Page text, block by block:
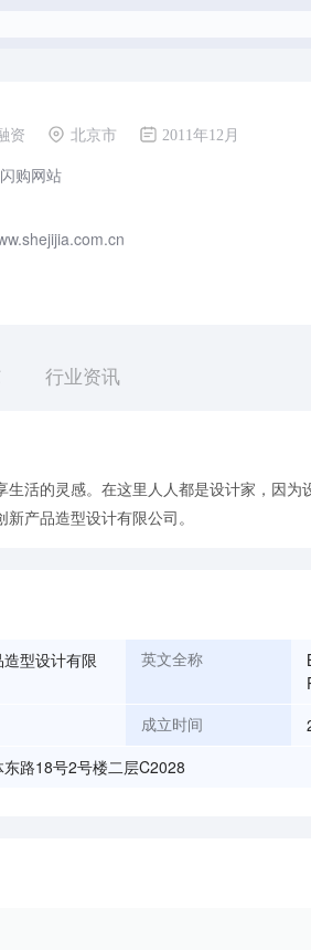
资 北京市 2011年12月
购网站
行业资讯
活的灵感。在这里人人都是设计家，因为
型设计有限
英文全称
成立时间
路18号2号楼二层C2028